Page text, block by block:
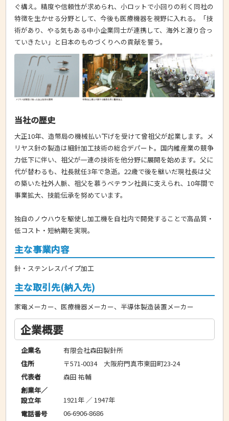
ぐ構え。精度や信頼性が求められ、小ロットで小回りの利く同社の
特徴を生かせる分野として、今後も医療機器を視野に入れる。「技
術があり、やる気もある中小企業同士が連携して、海外と渡り合っ
ていきたい」と日本のものづくりへの貢献を誓う。
当社の歴史
大正10年、造幣局の機械払い下げを受けて曾祖父が起業します。メ
リヤス針の製造は細針加工技術の総合デパート。国内維産業の競争
力低下に伴い、祖父が一連の技術を他分野に展開を始めます。父に
代が替わるも、社長就任3年で急逝。22歳で後を継いだ現社長は父
の築いた社外人脈、祖父を慕うベテラン社員に支えられ、10年間で
事業拡大、技能伝承を努めています。
独自のノウハウを駆使し加工機を自社内で開発することで高品質・
低コスト・短納期を実現。
主な事業内容
針・ステンレスパイプ加工
主な取引先(納入先)
家電メーカー、医療機器メーカー、半導体製造装置メーカー
企業概要
企業名
有限会社森田製針所
住所
〒571-0034 大阪府門真市東田町23-24
代表者
森田 祐輔
創業年／
設立年
1921年 ／ 1947年
電話番号
06-6906-8686